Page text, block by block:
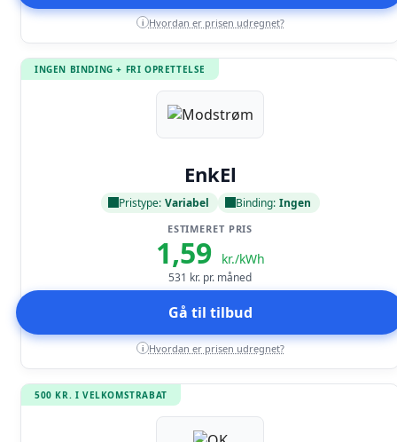
i Hvordan er prisen udregnet?
INGEN BINDING + FRI OPRETTELSE
EnkEl
Pristype: Variabel Binding: Ingen
ESTIMERET PRIS
1,59 kr./kWh
531 kr. pr. måned
Gå til tilbud
i Hvordan er prisen udregnet?
500 KR. I VELKOMSTRABAT